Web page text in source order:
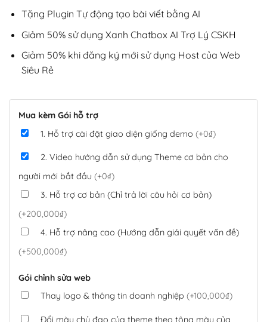
Tặng Plugin Tự động tạo bài viết bằng AI
Giảm 50% sử dụng Xanh Chatbox AI Trợ Lý CSKH
Giảm 50% khi đăng ký mới sử dụng Host của Web
Siêu Rẻ
Mua kèm Gói hỗ trợ
1. Hỗ trợ cài đặt giao diện giống demo (+0₫)
2. Video hướng dẫn sử dụng Theme cơ bản cho
người mới bắt đầu (+0₫)
3. Hỗ trợ cơ bản (Chỉ trả lời câu hỏi cơ bản)
(+200,000₫)
4. Hỗ trợ nâng cao (Hướng dẫn giải quyết vấn đề)
(+500,000₫)
Gói chỉnh sửa web
Thay logo & thông tin doanh nghiệp (+100,000₫)
Đổi màu chủ đạo của theme theo tông màu của